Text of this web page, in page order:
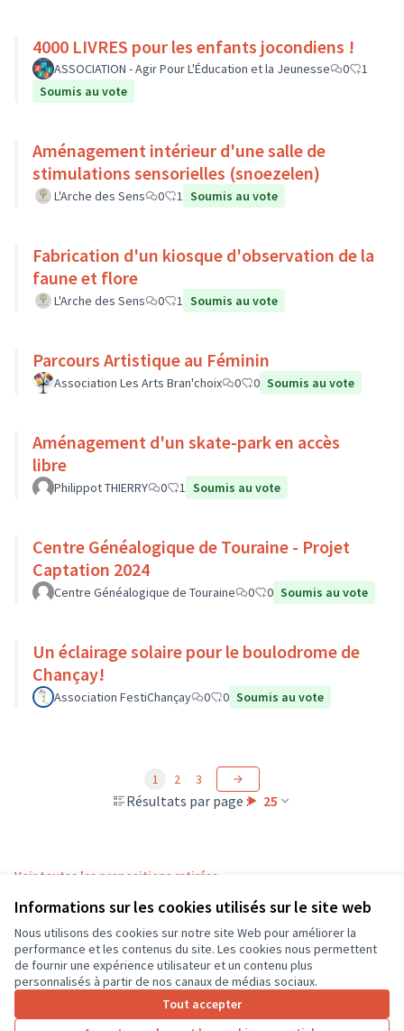
Informations sur les cookies utilisés sur le site web
Nous utilisons des cookies sur notre site Web pour améliorer la
performance et les contenus du site. Les cookies nous permettent
de fournir une expérience utilisateur et un contenu plus
personnalisés à partir de nos canaux de médias sociaux.
Tout accepter
4000 LIVRES pour les enfants jocondiens !
ASSOCIATION - Agir Pour L'Éducation et la Jeunesse 0
1
Soumis au vote
Aménagement intérieur d'une salle de
stimulations sensorielles (snoezelen)
L'Arche des Sens 0 1 Soumis au vote
Fabrication d'un kiosque d'observation de la
faune et flore
L'Arche des Sens 0 1 Soumis au vote
Parcours Artistique au Féminin
Association Les Arts Bran'choix 0 0 Soumis au vote
Aménagement d'un skate-park en accès
libre
Philippot THIERRY 0 1 Soumis au vote
Centre Généalogique de Touraine - Projet
Captation 2024
Centre Généalogique de Touraine 0 0 Soumis au vote
Un éclairage solaire pour le boulodrome de
Chançay!
Association FestiChançay 0 0 Soumis au vote
Résultats par page : 25
1 2 3
Voir toutes les propositions retirées
Conditions d'utilisation
Paramètres des cookies
CD37 sur X
(Lien externe)
CD37 sur Facebook
CD37 sur Instagram
CD37 sur YouTube
(Lien externe)